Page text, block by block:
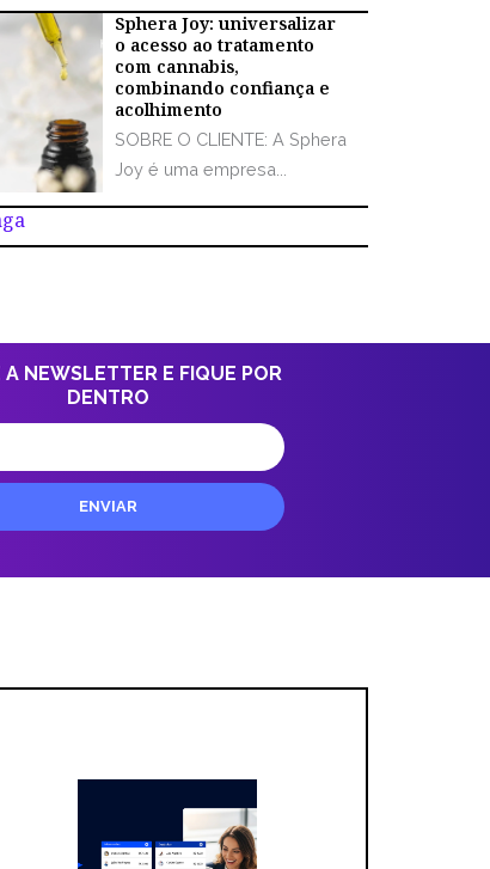
Sphera Joy: universalizar
o acesso ao tratamento
com cannabis,
combinando confiança e
acolhimento
SOBRE O CLIENTE: A Sphera
Joy é uma empresa...
A NEWSLETTER E FIQUE POR
DENTRO
ENVIAR